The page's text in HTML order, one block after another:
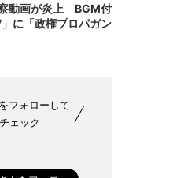
動画が炎上 BGM付
に「政権プロパガン
をフォローして
ェック